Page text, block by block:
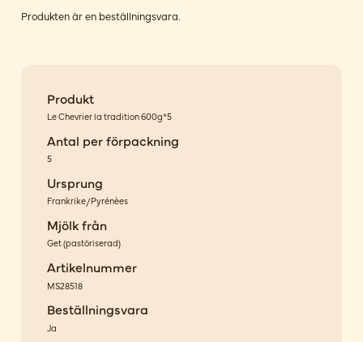
Produkten är en beställningsvara.
Produkt
Le Chevrier la tradition 600g*5
Antal per förpackning
5
Ursprung
Frankrike/Pyrénèes
Mjölk från
Get(pastöriserad)
Artikelnummer
MS28518
Beställningsvara
Ja